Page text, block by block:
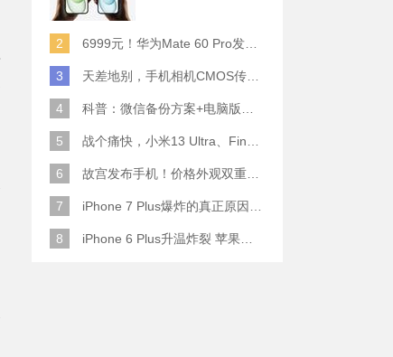
2
6999元！华为Mate 60 Pro发布：麒麟9000S+卫星通话 (附初步跑分)
3 天差地别，手机相机CMOS传感器实际面积对比
4 科普：微信备份方案+电脑版丢失数据恢复指南
5 战个痛快，小米13 Ultra、Find X6 Pro、vivo X90 Pro+、小米12SU拍照横评
6 故宫发布手机！价格外观双重逆天！
7 iPhone 7 Plus爆炸的真正原因原来是这样
8 iPhone 6 Plus升温炸裂 苹果赔了一部全新的